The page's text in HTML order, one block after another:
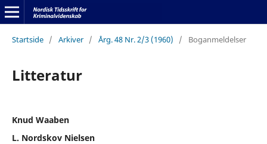
Startside / Arkiver / Årg. 48 Nr. 2/3 (1960) / Boganmeldelser
Litteratur
Knud Waaben
L. Nordskov Nielsen